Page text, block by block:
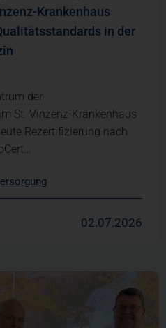
Krankenhaus
in der
der
St. Vinzenz-Krankenhaus
Rezertifizierung nach
02.07.2026